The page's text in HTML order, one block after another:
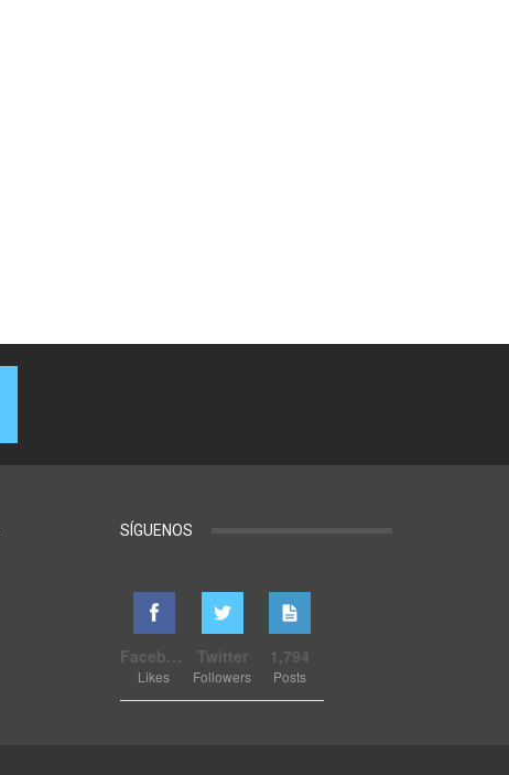
SÍGUENOS
Facebook
Likes
Twitter
Followers
1,794
Posts